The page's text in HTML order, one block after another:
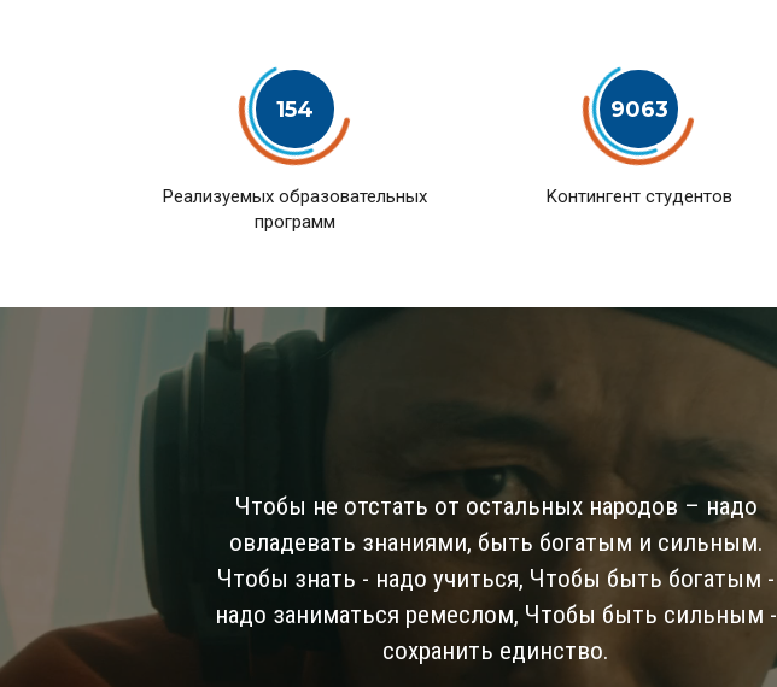
154
Pеализуемых образовательных
программ
9063
Kонтингент студентов
Чтобы не отстать от остальных народов – надо
овладевать знаниями, быть богатым и сильным.
Чтобы знать - надо учиться, Чтобы быть богатым -
надо заниматься ремеслом, Чтобы быть сильным -
сохранить единство.